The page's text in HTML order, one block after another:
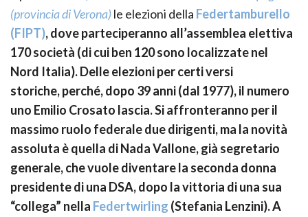
(provincia di Verona) le elezioni della Federtamburello
(FIPT), dove parteciperanno all’assemblea elettiva
170 società (di cui ben 120 sono localizzate nel
Nord Italia). Delle elezioni per certi versi
storiche, perché, dopo 39 anni (dal 1977), il numero
uno Emilio Crosato lascia. Si affronteranno per il
massimo ruolo federale due dirigenti, ma la novità
assoluta è quella di Nada Vallone, già segretario
generale, che vuole diventare la seconda donna
presidente di una DSA, dopo la vittoria di una sua
“collega” nella Federtwirling (Stefania Lenzini). A